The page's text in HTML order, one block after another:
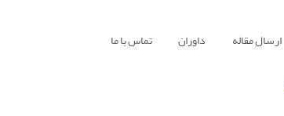
ارسال مقاله داوران تماس با ما